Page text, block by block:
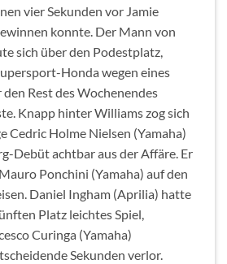
vier Sekunden vor Jamie
konnte. Der Mann von
sich über den Podestplatz,
Honda wegen eines
Rest des Wochenendes
Knapp hinter Williams zog sich
Cedric Holme Nielsen (Yamaha)
Debüt achtbar aus der Affäre. Er
Ponchini (Yamaha) auf den
Daniel Ingham (Aprilia) hatte
Platz leichtes Spiel,
Curinga (Yamaha)
Sekunden verlor.